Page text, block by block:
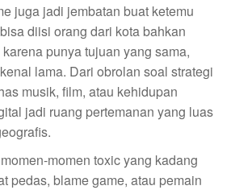
juga jadi jembatan buat ketemu
diisi orang dari kota bahkan
punya tujuan yang sama,
lama. Dari obrolan soal strategi
musik, film, atau kehidupan
jadi ruang pertemanan yang luas
momen toxic yang kadang
pedas, blame game, atau pemain